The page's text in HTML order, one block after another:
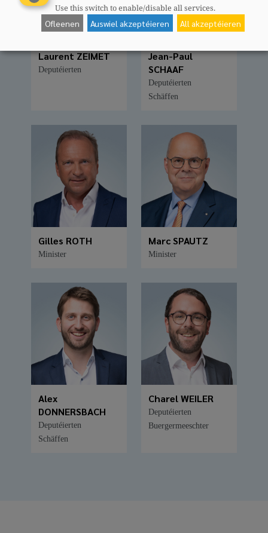
Laurent ZEIMET
Deputéierten
Jean-Paul
SCHAAF
Deputéierten
Schäffen
Gilles ROTH
Minister
Marc SPAUTZ
Minister
Alex
DONNERSBACH
Deputéierten
Schäffen
Charel WEILER
Deputéierten
Buergermeeschter
Use this switch to enable/disable all services.
Ofleenen Auswiel akzeptéieren All akzeptéieren